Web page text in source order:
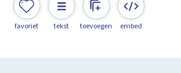
favoriet tekst toevoegen embed